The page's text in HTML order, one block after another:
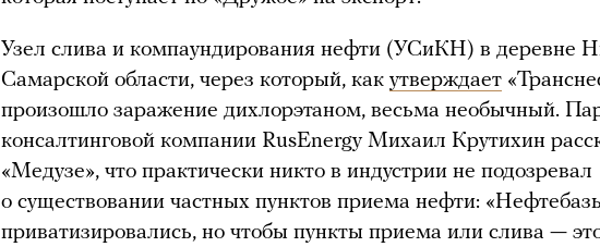
Узел слива и компаундирования нефти (УСиКН) в деревне
Самарской области, через который, как утверждает
произошло заражение дихлорэтаном, весьма необычный.
консалтинговой компании RusEnergy Михаил Крутихин
«Медузе», что практически никто в индустрии не подозревал
о существовании частных пунктов приема нефти:
приватизировались, но чтобы пункты приема или слива —